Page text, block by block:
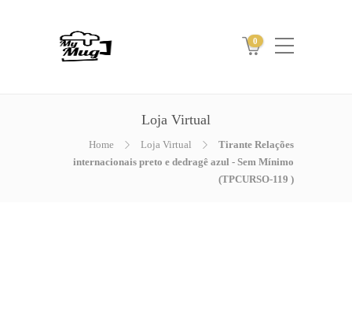
0
Loja Virtual
Home Loja Virtual
Tirante Relações
internacionais preto e dedragê azul - Sem Mínimo
(TPCURSO-119 )